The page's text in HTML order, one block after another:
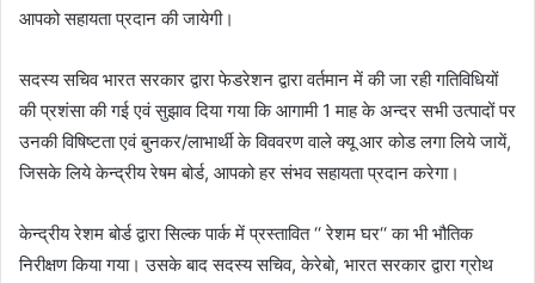
आपको सहायता प्रदान की जायेगी।
सदस्य सचिव भारत सरकार द्वारा फेडरेशन द्वारा वर्तमान में की जा रही गतिविधियों
की प्रशंसा की गई एवं सुझाव दिया गया कि आगामी 1 माह के अन्दर सभी उत्पादों पर
उनकी विषिष्टता एवं बुनकर/लाभार्थी के विववरण वाले क्यू आर कोड लगा लिये जायें,
जिसके लिये केन्द्रीय रेषम बोर्ड, आपको हर संभव सहायता प्रदान करेगा।
केन्द्रीय रेशम बोर्ड द्वारा सिल्क पार्क में प्रस्तावित ‘‘ रेशम घर‘‘ का भी भौतिक
निरीक्षण किया गया। उसके बाद सदस्य सचिव, केरेबो, भारत सरकार द्वारा ग्रोथ